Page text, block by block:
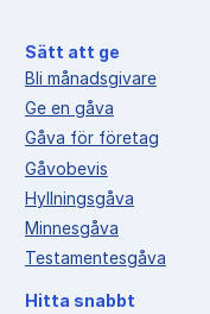
Sätt att ge
Bli månadsgivare
Ge en gåva
Gåva för företag
Gåvobevis
Hyllningsgåva
Minnesgåva
Testamentesgåva
Hitta snabbt